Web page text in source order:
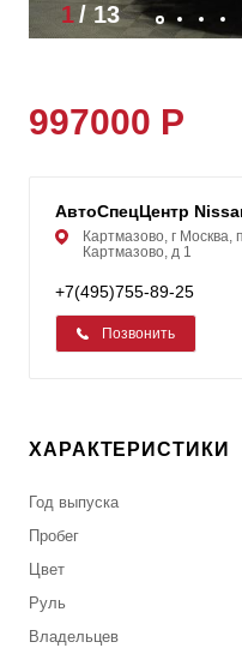
1/ 13
997000 Р
АвтоСпецЦентр
Картмазово, г Москва,
Картмазово, д 1
+7(495)755-89-25
Позвонить
ХАРАКТЕРИСТИКИ
Год выпуска
Пробег
Цвет
Руль
Владельцев